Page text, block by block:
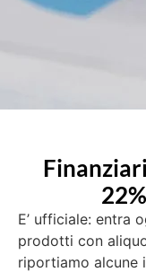
E’ ufficiale: entra
prodotti con
riportiamo alcune